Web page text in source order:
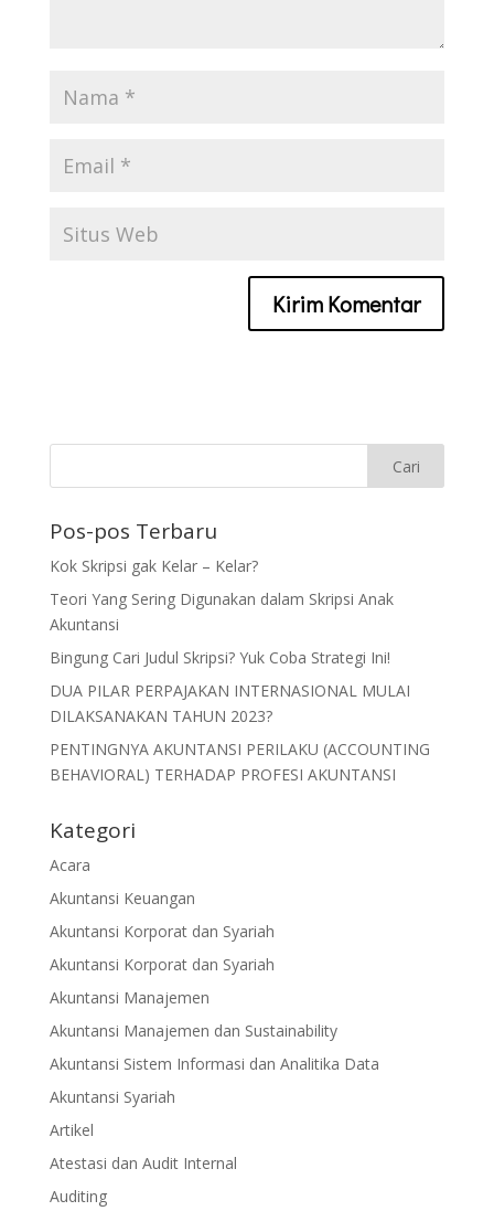
Pos-pos Terbaru
Kok Skripsi gak Kelar – Kelar?
Teori Yang Sering Digunakan dalam Skripsi Anak
Akuntansi
Bingung Cari Judul Skripsi? Yuk Coba Strategi Ini!
DUA PILAR PERPAJAKAN INTERNASIONAL MULAI
DILAKSANAKAN TAHUN 2023?
PENTINGNYA AKUNTANSI PERILAKU (ACCOUNTING
BEHAVIORAL) TERHADAP PROFESI AKUNTANSI
Kategori
Acara
Akuntansi Keuangan
Akuntansi Korporat dan Syariah
Akuntansi Korporat dan Syariah
Akuntansi Manajemen
Akuntansi Manajemen dan Sustainability
Akuntansi Sistem Informasi dan Analitika Data
Akuntansi Syariah
Artikel
Atestasi dan Audit Internal
Auditing